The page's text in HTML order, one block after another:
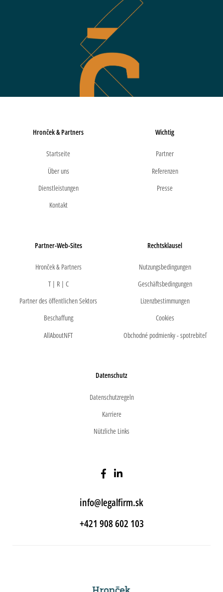
Hronček & Partners
Startseite
Über uns
Dienstleistungen
Kontakt
Wichtig
Partner
Referenzen
Presse
Partner-Web-Sites
Hronček & Partners
T | R | C
Partner des öffentlichen Sektors
Beschaffung
AllAboutNFT
Rechtsklausel
Nutzungsbedingungen
Geschäftsbedingungen
Lizenzbestimmungen
Cookies
Obchodné podmienky - spotrebiteľ
Datenschutz
Datenschutzregeln
Karriere
Nützliche Links
info@legalfirm.sk
+421 908 602 103